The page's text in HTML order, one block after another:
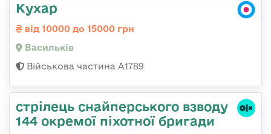
Кухар
від 10000 до 15000 грн
Васильків
Військова частина А1789
стрілець снайперського взводу
144 окремої піхотної бригади